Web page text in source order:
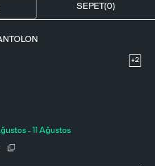
+2
- 11 Ağustos
SEPET(0)